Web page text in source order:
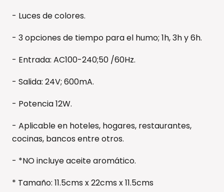
- Luces de colores.
- 3 opciones de tiempo para el humo; 1h, 3h y 6h.
- Entrada: AC100-240;50 /60Hz.
- Salida: 24V; 600mA.
- Potencia 12W.
- Aplicable en hoteles, hogares, restaurantes,
cocinas, bancos entre otros.
- *NO incluye aceite aromático.
* Tamaño: 11.5cms x 22cms x 11.5cms